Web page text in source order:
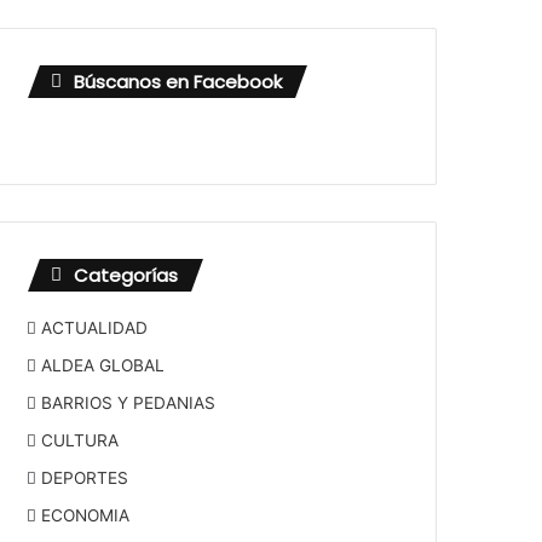
Búscanos en Facebook
Categorías
ACTUALIDAD
ALDEA GLOBAL
BARRIOS Y PEDANIAS
CULTURA
DEPORTES
ECONOMIA